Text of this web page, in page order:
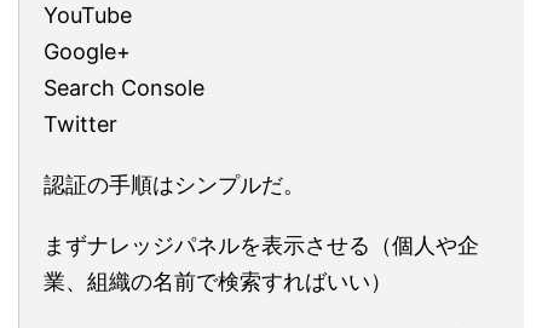
YouTube
Google+
Search Console
Twitter
認証の手順はシンプルだ。
まずナレッジパネルを表示させる（個人や企
業、組織の名前で検索すればいい）